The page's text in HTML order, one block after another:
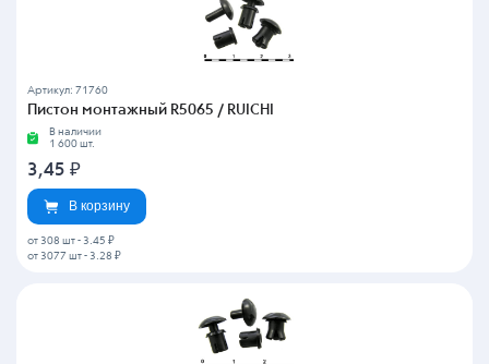
Артикул: 71760
Пистон монтажный R5065 / RUICHI
В наличии
1 600 шт.
3,45 ₽
В корзину
от 308 шт - 3.45 ₽
от 3077 шт - 3.28 ₽